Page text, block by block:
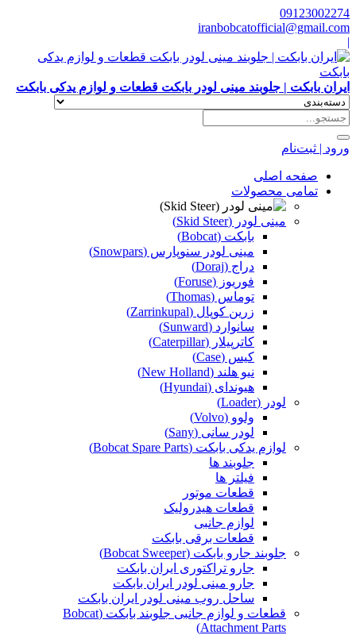
09123002274
iranbobcatofficial@gmail.com
|
ایران بابکت | جلوبند مینی لودر بابکت قطعات و لوازم یدکی بابکت
ورود | ثبت‌نام
صفحه اصلی
تمامی محصولات
مینی لودر (Skid Steer)
بابکت (Bobcat)
مینی لودر سنوپارس (Snowpars)
دراج (Doraj)
فوریوز (Foruse)
توماس (Thomas)
زرین کوپال (Zarrinkupal)
سانوارد (Sunward)
کاترپیلار (Caterpillar)
کیس (Case)
نیو هلند (New Holland)
هیوندای (Hyundai)
لودر (Loader)
ولوو (Volvo)
لودر سانی (Sany)
لوازم یدکی بابکت (Bobcat Spare Parts)
جلوبند ها
فیلتر ها
قطعات موتور
قطعات هیدرولیک
لوازم جانبی
قطعات برقی بابکت
جلوبند جارو بابکت (Bobcat Sweeper)
جارو تراکتوری ایران بابکت
جارو مینی لودر ایران بابکت
ساحل روب مینی لودر ایران بابکت
قطعات و لوازم جانبی جلوبند بابکت (Bobcat
Attachment Parts)